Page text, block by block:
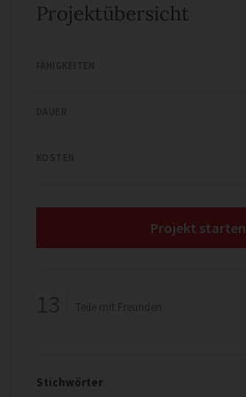
Projektübersicht
Projekt starten
Stichwörter